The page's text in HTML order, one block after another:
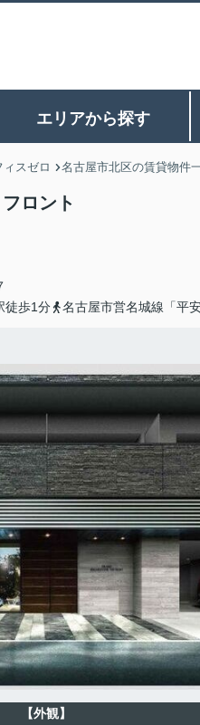
エリアから探す
スゼロ 名古屋市北区の賃貸物件
ロント
徒歩1分
名古屋市営名城線「平
【外観】